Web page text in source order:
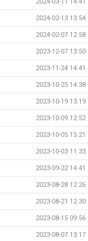
2024-02-13 13:54
2024-02-07 12:58
2023-12-07 13:50
2023-11-24 14:41
2023-10-25 14:38
2023-10-19 13:19
2023-10-09 12:52
2023-10-05 15:21
2023-10-03 11:33
2023-09-22 14:41
2023-08-28 12:26
2023-08-21 12:30
2023-08-15 09:56
2023-08-07 13:17